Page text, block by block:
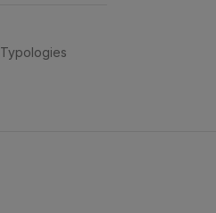
Typologies